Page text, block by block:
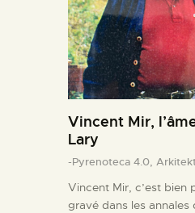
Vincent Mir,
Lary
-Pyrenoteca 4.0,
Vincent Mir, c’est bien
gravé dans les annales